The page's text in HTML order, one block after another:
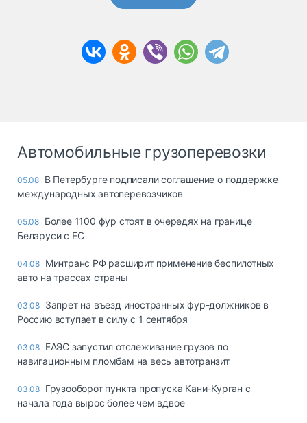
Автомобильные грузоперевозки
05.08 В Петербурге подписали соглашение о поддержке
международных автоперевозчиков
05.08 Более 1100 фур стоят в очередях на границе
Беларуси с ЕС
04.08 Минтранс РФ расширит применение беспилотных
авто на трассах страны
03.08 Запрет на въезд иностранных фур-должников в
Россию вступает в силу с 1 сентября
03.08 ЕАЭС запустил отслеживание грузов по
навигационным пломбам на весь автотранзит
03.08 Грузооборот пункта пропуска Кани-Курган с
начала года вырос более чем вдвое